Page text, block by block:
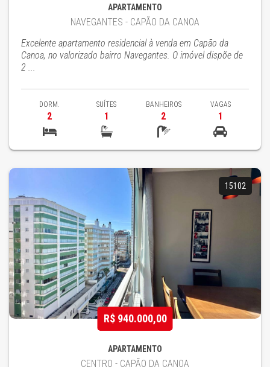
APARTAMENTO
NAVEGANTES - CAPÃO DA CANOA
Excelente apartamento residencial à venda em Capão da
Canoa, no valorizado bairro Navegantes. O imóvel dispõe de
2 ...
DORM.
2
SUÍTES
1
BANHEIROS
2
VAGAS
1
15102
R$ 940.000,00
APARTAMENTO
CENTRO - CAPÃO DA CANOA